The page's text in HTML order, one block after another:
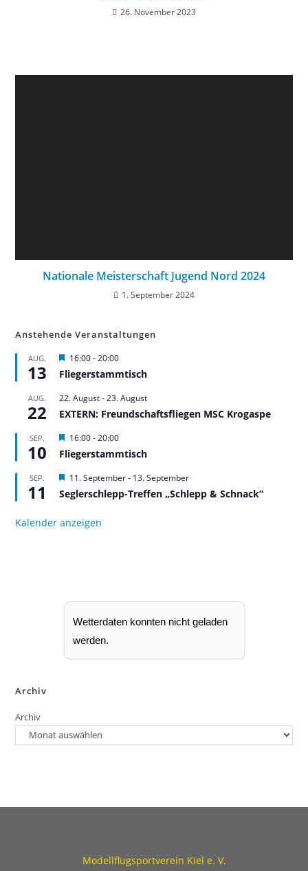
26. November 2023
Nationale Meisterschaft Jugend Nord 2024
1. September 2024
Anstehende Veranstaltungen
AUG.
13
H
e
r
o
r
e
o
e
n
16:00-20:00
Fliegerstammtisch
AUG.
22
22. August-23. August
EXTERN: Freundschaftsfliegen MSC Krogaspe
SEP.
10
H
e
r
o
r
g
h
16:00-20:00
Fliegerstammtisch
SEP.
11
H
r
o
11. September- 13. September
Seglerschlepp-Treffen „Schlepp & Schnack“
Kalender anzeigen
Wetterdaten konnten nicht geladen
werden.
Archiv
Archiv
Modellflugsportverein Kiel e. V.